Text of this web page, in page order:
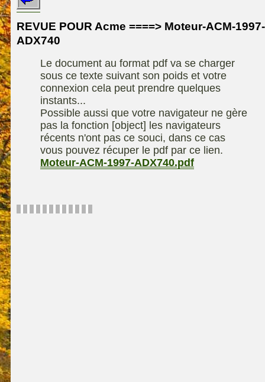
Information sur
contact
Motobineuse ou
Technique de
compostage
Robomow
chevalet
Remorque
REVUE POUR Acme ====> Moteur-ACM-1997-
ADX740
Le document au format pdf va se charger
sous ce texte suivant son poids et votre
connexion cela peut prendre quelques
instants...
Possible aussi que votre navigateur ne gère
pas la fonction [object] les navigateurs
récents n'ont pas ce souci, dans ce cas
vous pouvez récuper le pdf par ce lien.
Moteur-ACM-1997-ADX740.pdf